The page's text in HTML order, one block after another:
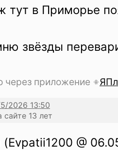
тут в Приморье
звёзды
через приложение
13 лет
(Evpatii1200 @